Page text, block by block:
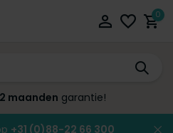
0
de laagsteprijsgarantie!
+31 (0)88-22 66 300